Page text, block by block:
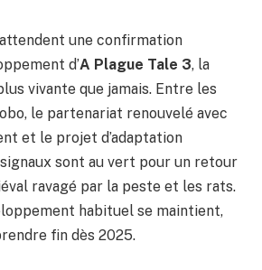
une confirmation
d’A Plague Tale 3, la
vivante que jamais. Entre les
le partenariat renouvelé avec
et le projet d’adaptation
sont au vert pour un retour
ravagé par la peste et les rats.
habituel se maintient,
fin dès 2025.